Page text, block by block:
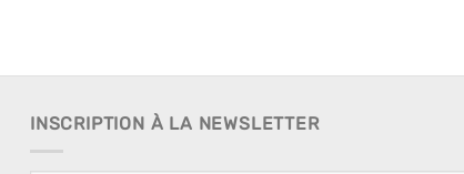
INSCRIPTION À LA NEWSLETTER